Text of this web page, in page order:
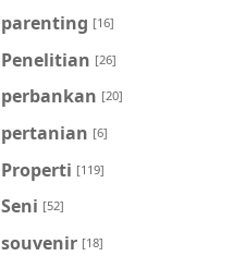
parenting [16]
Penelitian [26]
perbankan [20]
pertanian [6]
Properti [119]
Seni [52]
souvenir [18]